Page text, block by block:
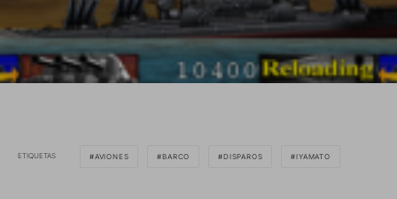
ETIQUETAS AVIONES BARCO DISPAROS IYAMATO